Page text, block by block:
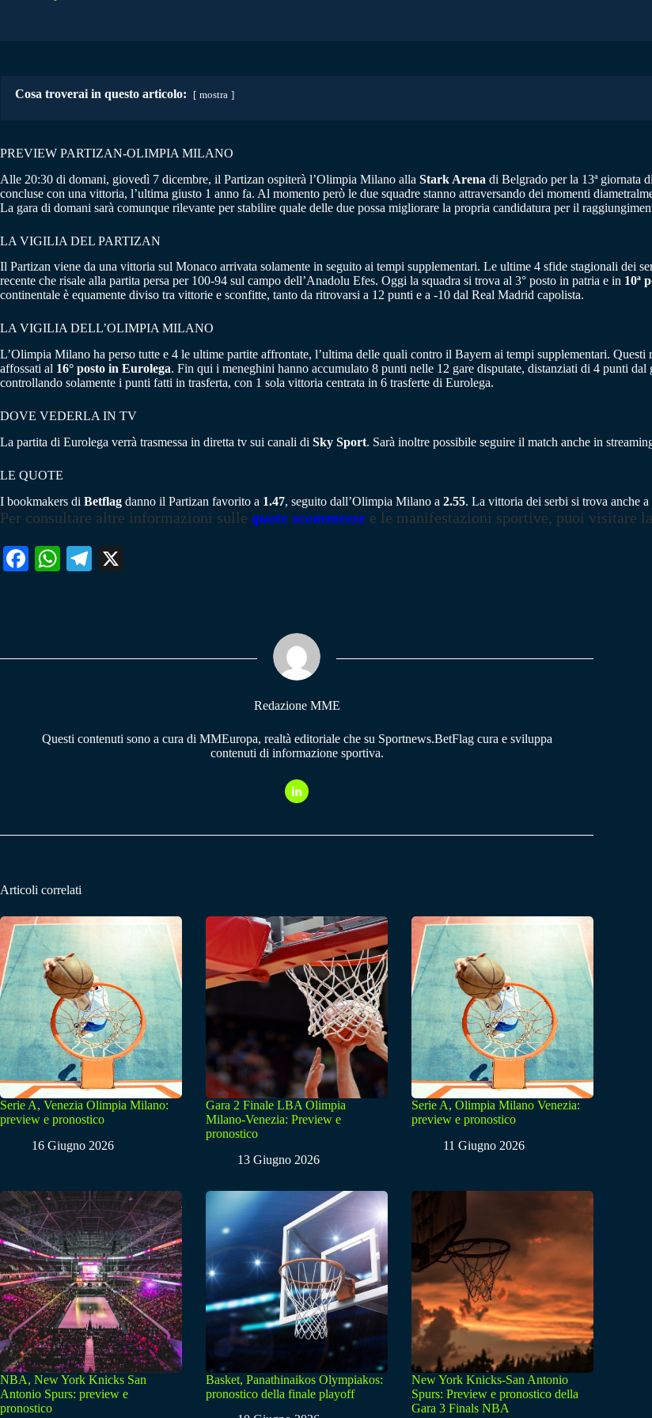
Cosa troverai in questo articolo: mostra
PREVIEW PARTIZAN-OLIMPIA MILANO
Alle 20:30 di domani, giovedì 7 dicembre, il Partizan ospiterà l’Olimpia Milano alla Stark Arena di Belgrado per la 13ª giornata
concluse con una vittoria, l’ultima giusto 1 anno fa. Al momento però le due squadre stanno attraversando dei momenti
La gara di domani sarà comunque rilevante per stabilire quale delle due possa migliorare la propria candidatura per il
LA VIGILIA DEL PARTIZAN
Il Partizan viene da una vittoria sul Monaco arrivata solamente in seguito ai tempi supplementari. Le ultime 4 sfide stagionali dei
recente che risale alla partita persa per 100-94 sul campo dell’Anadolu Efes. Oggi la squadra si trova al 3° posto in patria e in 10ª
continentale è equamente diviso tra vittorie e sconfitte, tanto da ritrovarsi a 12 punti e a -10 dal Real Madrid capolista.
LA VIGILIA DELL’OLIMPIA MILANO
L’Olimpia Milano ha perso tutte e 4 le ultime partite affrontate, l’ultima delle quali contro il Bayern ai tempi supplementari.
affossati al 16° posto in Eurolega. Fin qui i meneghini hanno accumulato 8 punti nelle 12 gare disputate, distanziati di 4 punti
controllando solamente i punti fatti in trasferta, con 1 sola vittoria centrata in 6 trasferte di Eurolega.
DOVE VEDERLA IN TV
La partita di Eurolega verrà trasmessa in diretta tv sui canali di Sky Sport. Sarà inoltre possibile seguire il match anche in
LE QUOTE
I bookmakers di Betflag danno il Partizan favorito a 1.47, seguito dall’Olimpia Milano a 2.55. La vittoria dei serbi si trova anche
Per consultare altre informazioni sulle quote scommesse e le manifestazioni sportive, puoi visitare la
Fa W
pp
Te
m
Redazione MME
Questi contenuti sono a cura di MMEuropa, realtà editoriale che su Sportnews.BetFlag cura e sviluppa
contenuti di informazione sportiva.
Articoli correlati
Serie A, Venezia Olimpia Milano:
preview e pronostico
16 Giugno 2026
Gara 2 Finale LBA Olimpia
Milano-Venezia: Preview e
pronostico
13 Giugno 2026
Serie A, Olimpia Milano Venezia:
preview e pronostico
11 Giugno 2026
NBA, New York Knicks San
Antonio Spurs: preview e
pronostico
Basket, Panathinaikos Olympiakos:
pronostico della finale playoff
New York Knicks-San Antonio
Spurs: Preview e pronostico della
Gara 3 Finals NBA